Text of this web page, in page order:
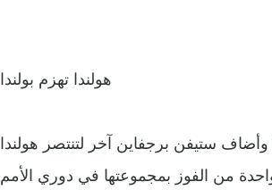
هولندا تهزم بولندا
ستيفن برجفاين آخر لتنتصر هولندا
من الفوز بمجموعتها في دوري الأمم